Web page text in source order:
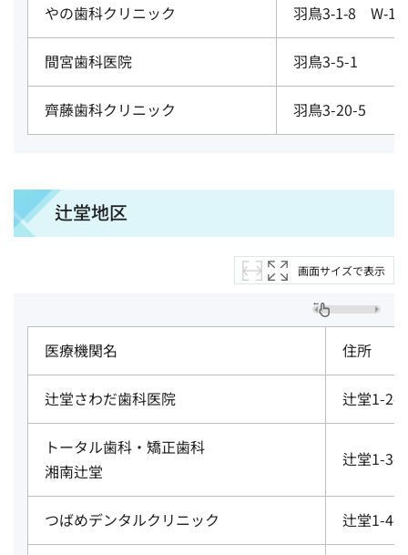
やの歯科クリニック 羽鳥3‐1‐8
間宮歯科医院 羽鳥3-5-1
齊藤歯科クリニック 羽鳥3-20-5
辻堂地区
画面サイズで表示
医療機関名 住所
辻堂さわだ歯科医院 辻堂1-
トータル歯科・矯正歯科
湘南辻堂
辻堂1-
つばめデンタルクリニック 辻堂1-